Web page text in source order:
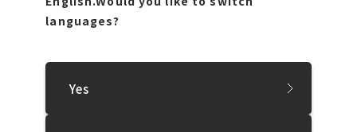
languages?
Yes
おわりに
おわりに
方に共通する点も多く ディスカッションは大変盛り上がりま
した 今回もたくさんの方々にご参加いただき ありがとうご
ざいました 本トークイベントは 以下よりアーカイブ配信を
方に共通する点も多く、ディスカッションは大変盛り上がり
ました。今回もたくさんの方々にご参加いただき、ありがとう
ございました。本トークイベントは、以下よりアーカイブ配信